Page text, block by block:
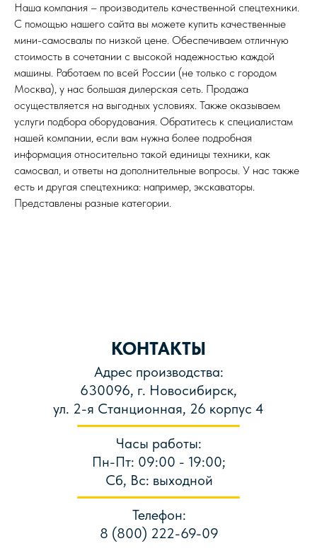
Наша компания – производитель качественной спецтехники.
С помощью нашего сайта вы можете купить качественные
мини-самосвалы по низкой цене. Обеспечиваем отличную
стоимость в сочетании с высокой надежностью каждой
машины. Работаем по всей России (не только с городом
Москва), у нас большая дилерская сеть. Продажа
осуществляется на выгодных условиях. Также оказываем
услуги подбора оборудования. Обратитесь к специалистам
нашей компании, если вам нужна более подробная
информация относительно такой единицы техники, как
самосвал, и ответы на дополнительные вопросы. У нас также
есть и другая спецтехника: например, экскаваторы.
Представлены разные категории.
КОНТАКТЫ
Адрес производства:
630096, г. Новосибирск,
ул. 2-я Станционная, 26 корпус 4
Часы работы:
Пн-Пт: 09:00 - 19:00;
Сб, Вс: выходной
Телефон:
8 (800) 222-69-09